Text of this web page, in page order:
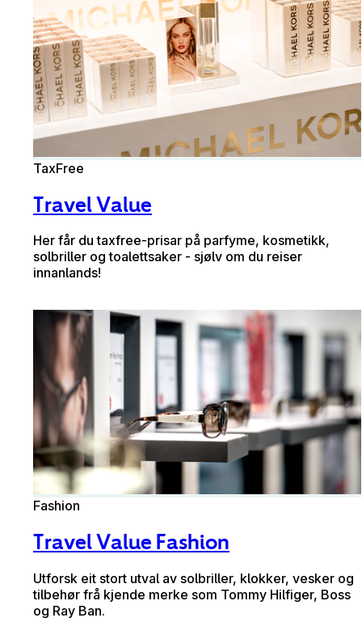
TaxFree
Travel Value
Her får du taxfree-prisar på parfyme, kosmetikk,
solbriller og toalettsaker - sjølv om du reiser
innanlands!
Fashion
Travel Value Fashion
Utforsk eit stort utval av solbriller, klokker, vesker og
tilbehør frå kjende merke som Tommy Hilfiger, Boss
og Ray Ban.